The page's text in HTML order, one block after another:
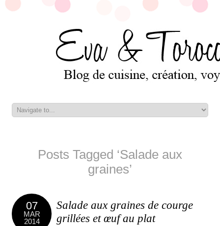
Posts Tagged ‘Salade aux
graines’
07
MAR
2014
Salade aux graines de courge
grillées et œuf au plat